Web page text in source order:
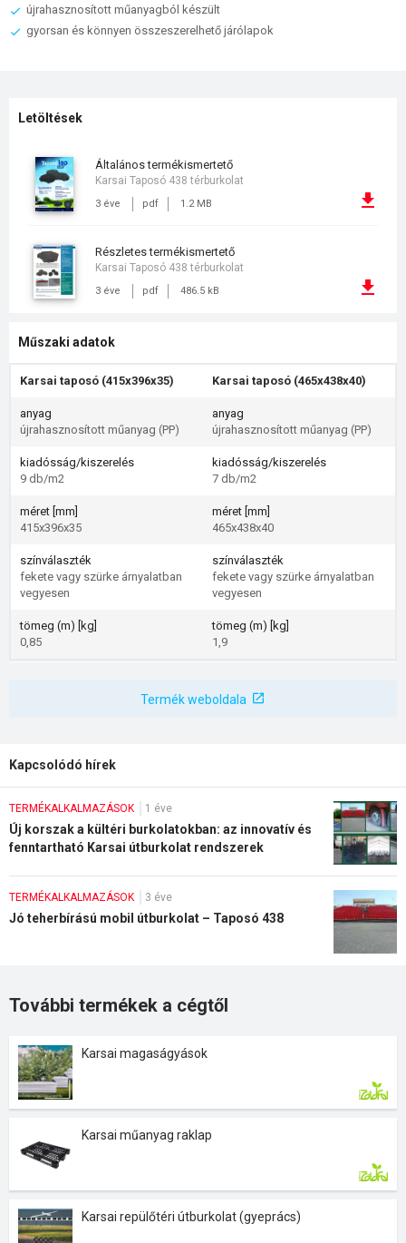
újrahasznosított műanyagból készült
gyorsan és könnyen összeszerelhető járólapok
Letöltések
általános termékismertető
3 éve pdf 1.2 MB
Karsai Taposó 438 térburkolat
részletes termékismertető
3 éve pdf 486.5 kB
Karsai Taposó 438 térburkolat
Műszaki adatok
Karsai taposó (415x396x35) Karsai taposó (465x438x40)
anyag
újrahasznosított műanyag (PP)
anyag
újrahasznosított műanyag (PP)
kiadósság/kiszerelés
9 db/m2
kiadósság/kiszerelés
7 db/m2
méret [mm]
415x396x35
méret [mm]
465x438x40
színválaszték
fekete vagy szürke árnyalatban
vegyesen
színválaszték
fekete vagy szürke árnyalatban
vegyesen
tömeg (m) [kg]
0,85
tömeg (m) [kg]
1,9
Termék weboldala
Kapcsolódó hírek
TERMÉKALKALMAZÁSOK 1 éve
Új korszak a kültéri burkolatokban: az innovatív és
fenntartható Karsai útburkolat rendszerek
TERMÉKALKALMAZÁSOK 3 éve
Jó teherbírású mobil útburkolat – Taposó 438
További termékek a cégtől
Karsai magaságyások
Karsai műanyag raklap
Karsai repülőtéri útburkolat (gyeprács)